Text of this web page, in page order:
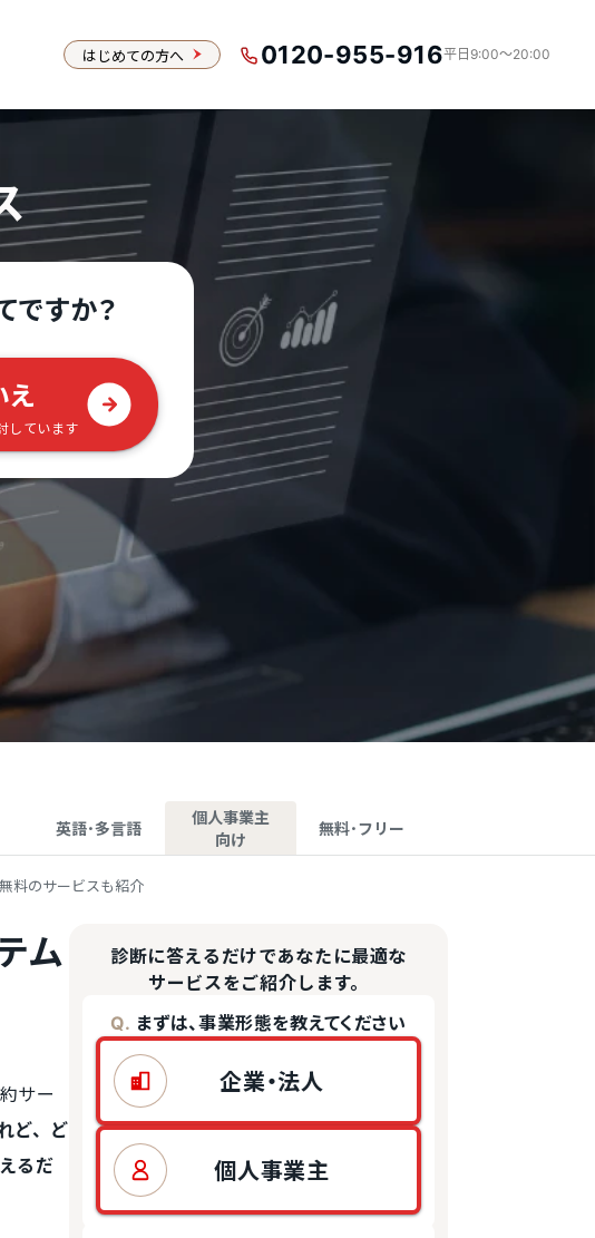
はじめての方へ 0120-955-916平日9:00〜20:00
すか？
え
しています
英語･多言語
個人事業主
向け
無料･フリー
料のサービスも紹介
ム
サー
ど、ど
るだ
診断に答えるだけであなたに最適な
サービスをご紹介します。
Q. まずは、事業形態を教えてください
企業・法人
個人事業主